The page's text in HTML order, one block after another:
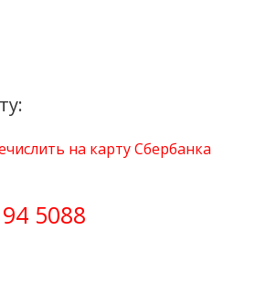
на карту Сбербанка
5088